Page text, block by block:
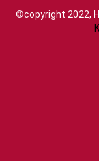
©copyright 2022,